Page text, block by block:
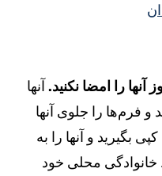
را امضا نکنید.آنها
را جلوی آنها
و آنها را به
محلی خود